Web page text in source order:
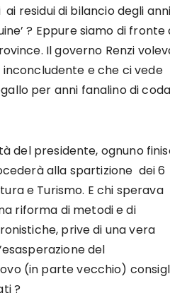
residui di bilancio degli anni
? Eppure siamo di fronte
Il governo Renzi
inconcludente e che ci vede
per anni fanalino di coda
del presidente, ognuno
alla spartizione dei 6
e Turismo. E chi sperava
riforma di metodi e di
prive di una vera
del
(in parte vecchio)
?